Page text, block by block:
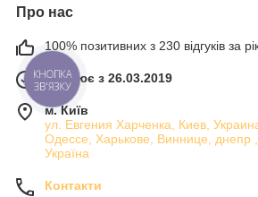
Про нас
100% позитивних з 230 відгуків за
Працює з 26.03.2019
м. Київ
ул. Евгения Харченка, Киев,
Одессе, Харькове, Виннице, днепр ,
Україна
Контакти
КНОПКА
ЗВ'ЯЗКУ